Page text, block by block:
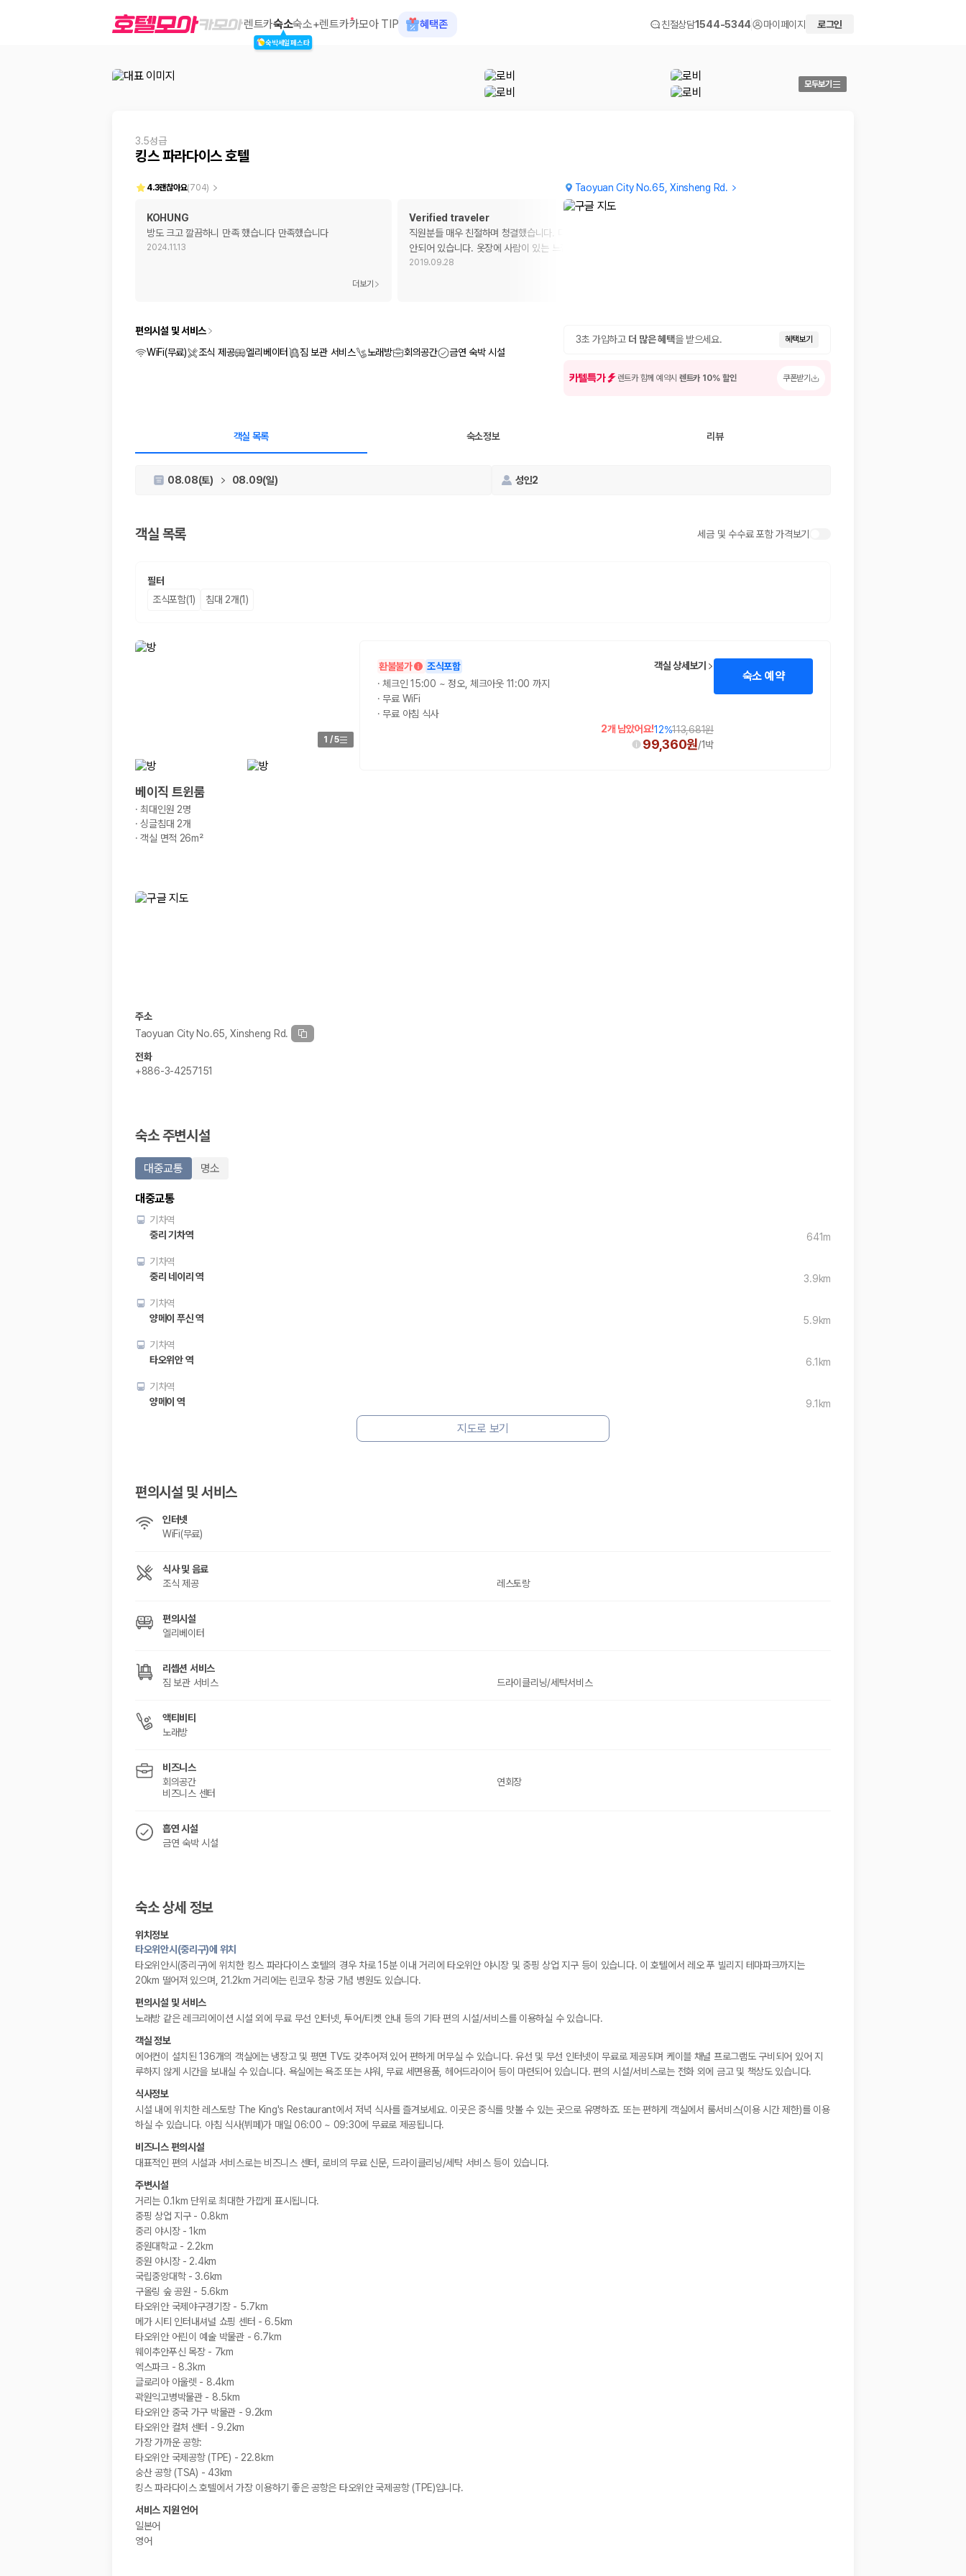
킹스 파라다이스 호텔
제주렌트카 가격비교는 카모아에서 한 번에
경차, 소형, 준중형, 중형, SUV, 승합차 등 여행 인원에 맞는 차종별 가격을 비교합니다.
일반자차, 완전자차, 슈퍼자차의 면책금과 보상 한도를 비교합니다.
제주공항 인수 조건 비교:셔틀 이동, 인수 위치, 반납 편의성을 함께 확인합니다.
1. 단순 최저가가 아니라 실제 결제 조건을 비교하세요
제주렌트카 최저가는 차량 기본요금만으로 판단하기 어렵습니다. 보험 포함 여부, 면책금, 보상 한도, 옵션 비용, 취소 수수료를 함께 확인해야 실제로 저렴한 차량을 고를 수 있습니다.
완전자차와 슈퍼자차는 업체별 보장 범위가 다를 수 있습니다. 카모아에서는 제주 렌트카 가격과 함께 보험 조건을 비교해 여행 스타일에 맞는 보장 수준을 선택할 수 있습니다.
제주 렌트카는 차량 인수 위치와 셔틀 편의성에 따라 실제 이용 만족도가 달라집니다. 공항에서 렌트카 사무실까지의 이동 조건을 가격과 함께 비교하는 것이 좋습니다.
혼자 또는 2인 여행에 적합하며 제주 렌트카 최저가를 찾는 사용자가 가장 먼저 비교하는 차종입니다.
가족 여행, 짐이 많은 여행, 장거리 이동에 적합하며 보험 조건과 차량 연식을 함께 비교하는 것이 좋습니다.
단체 여행이나 4인 이상 가족 여행에 적합하며 인원수, 짐 공간, 보험 조건을 함께 확인해야 합니다.
제주렌트카 보험까지 비교해야 진짜 가격비교입니다
동일한 차량이라도 보험 조건에 따라 실제 부담 금액이 달라질 수 있습니다. 카모아는 제주 렌트카 가격뿐 아니라 일반자차, 완전자차, 슈퍼자차 조건을 함께 확인할 수 있도록 돕습니다.
사고 발생 시 일정 금액의 면책금이 발생할 수 있습니다.
2000만 고객이 선택한 렌트카 가격비교 플랫폼
A. 대여일, 반납일, 인수 지역을 선택하면 제주도 렌트카 업체별 가격, 차종, 보험 조건, 예약 가능 차량을 한 번에 비교할 수 있습니다.
Q. 제주 렌트카 최저가는 무엇을 기준으로 비교해야 하나요?
Q. 제주공항 근처 렌트카도 비교할 수 있나요?
Q. 제주 렌트카 가격비교 시 보험도 함께 비교할 수 있나요?
제주렌트카 가격비교 주요 링크
렌트카숙소
숙박세일페스타
숙소+렌트카카모아 TIP 혜택존 친절상담1544-5344 마이페이지 로그인
모두보기
3.5성급
킹스 파라다이스 호텔
Taoyuan City No.65, Xinsheng Rd.
4.3괜찮아요(704)
KOHUNG
방도 크고 깔끔하니 만족 했습니다 만족했습니다
2024.11.13
더보기
Verified traveler
직원분들 매우 친절하며 청결했습니다. 다만 방음이 심각하게
안되어 있습니다. 옷장에 사람이 있는 느낌 입니다.
2019.09.28
3초 가입하고 더 많은 혜택을 받으세요. 혜택보기
카텔특가 렌트카 함께 예약시 렌트카 10% 할인 쿠폰받기
편의시설 및 서비스
WiFi(무료)
조식 제공 엘리베이터 짐 보관 서비스 노래방 회의공간 금연 숙박 시설
객실 목록 숙소정보 리뷰
08.08(토) 08.09(일) 성인2
객실 목록 세금 및 수수료 포함 가격보기
필터
조식포함(1)
침대 2개(1)
1 /5
베이직 트윈룸
·최대인원 2명
·싱글침대 2개
·객실 면적 26m²
환불불가 조식포함
객실 상세보기
·체크인 15:00 ~ 정오, 체크아웃 11:00 까지
· 무료 WiFi
· 무료 아침 식사
2개 남았어요!12%113,681원
99,360원/1박
숙소 예약
주소
Taoyuan City No.65, Xinsheng Rd.
전화
+886-3-4257151
숙소 주변시설
대중교통 명소
대중교통
기차역
중리 기차역
641m
기차역
중리 네이리 역
3.9km
기차역
양메이 푸신 역
5.9km
기차역
타오위안 역
6.1km
기차역
양메이 역
9.1km
지도로 보기
편의시설 및 서비스
인터넷
WiFi(무료)
식사 및 음료
조식 제공
레스토랑
편의시설
엘리베이터
리셉션 서비스
짐 보관 서비스
드라이클리닝/세탁서비스
액티비티
노래방
비즈니스
회의공간
연회장
비즈니스 센터
흡연 시설
금연 숙박 시설
숙소 상세 정보
위치정보
타오위안시(중리구)에 위치
타오위안시(중리구)에 위치한 킹스 파라다이스 호텔의 경우 차로 15분 이내 거리에 타오위안 야시장 및 중핑 상업 지구 등이 있습니다. 이 호텔에서 레오 푸 빌리지 테마파크까지는
20km 떨어져 있으며, 21.2km 거리에는 린코우 창궁 기념 병원도 있습니다.
편의시설 및 서비스
노래방 같은 레크리에이션 시설 외에 무료 무선 인터넷, 투어/티켓 안내 등의 기타 편의 시설/서비스를 이용하실 수 있습니다.
객실 정보
에어컨이 설치된 136개의 객실에는 냉장고 및 평면 TV도 갖추어져 있어 편하게 머무실 수 있습니다. 유선 및 무선 인터넷이 무료로 제공되며 케이블 채널 프로그램도 구비되어 있어 지
루하지 않게 시간을 보내실 수 있습니다. 욕실에는 욕조 또는 샤워, 무료 세면용품, 헤어드라이어 등이 마련되어 있습니다. 편의 시설/서비스로는 전화 외에 금고 및 책상도 있습니다.
식사정보
시설 내에 위치한 레스토랑 The King's Restaurant에서 저녁 식사를 즐겨보세요. 이곳은 중식를 맛볼 수 있는 곳으로 유명하죠. 또는 편하게 객실에서 룸서비스(이용 시간 제한)를 이용
하실 수 있습니다. 아침 식사(뷔페)가 매일 06:00 ~ 09:30에 무료로 제공됩니다.
비즈니스 편의시설
대표적인 편의 시설과 서비스로는 비즈니스 센터, 로비의 무료 신문, 드라이클리닝/세탁 서비스 등이 있습니다.
주변시설
거리는 0.1km 단위로 최대한 가깝게 표시됩니다.
중핑 상업 지구 - 0.8km
중리 야시장 - 1km
중원대학교 - 2.2km
중원 야시장 - 2.4km
국립중앙대학 - 3.6km
구올링 숲 공원 - 5.6km
타오위안 국제야구경기장 - 5.7km
메가 시티 인터내셔널 쇼핑 센터 - 6.5km
타오위안 어린이 예술 박물관 - 6.7km
웨이추안푸신 목장 - 7km
엑스파크 - 8.3km
글로리아 아울렛 - 8.4km
곽원익고병박물관 - 8.5km
타오위안 중국 가구 박물관 - 9.2km
타오위안 컬처 센터 - 9.2km
가장 가까운 공항:
타오위안 국제공항 (TPE) - 22.8km
숭산 공항 (TSA) - 43km
킹스 파라다이스 호텔에서 가장 이용하기 좋은 공항은 타오위안 국제공항 (TPE)입니다.
서비스 지원 언어
일본어
영어